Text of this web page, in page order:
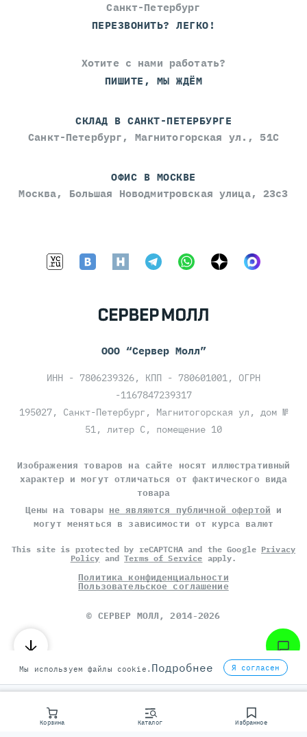
Корзина Каталог Избранное
Санкт-Петербург
ПЕРЕЗВОНИТЬ? ЛЕГКО!
Хотите с нами работать?
ПИШИТЕ, МЫ ЖДЁМ
СКЛАД В САНКТ-ПЕТЕРБУРГЕ
Санкт-Петербург, Магнитогорская ул., 51С
ОФИС В МОСКВЕ
Москва, Большая Новодмитровская улица, 23с3
ООО “Сервер Молл”
ИНН - 7806239326, КПП - 780601001, ОГРН
-1167847239317
195027, Санкт-Петербург, Магнитогорская ул, дом №
51, литер С, помещение 10
Изображения товаров на сайте носят иллюстративный
характер и могут отличаться от фактического вида
товара
Цены на товары не являются публичной офертой и
могут меняться в зависимости от курса валют
This site is protected by reCAPTCHA and the Google Privacy
Policy andTerms of Service apply.
Политика конфиденциальности
Пользовательское соглашение
© СЕРВЕР МОЛЛ, 2014-2026
Мы используем файлы cookie. Подробнее Я согласен